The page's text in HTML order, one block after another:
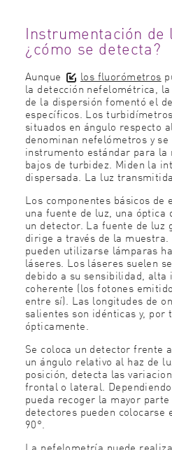
Instrumentación
¿cómo se detecta?
Aunque los fluorómetros
la detección nefelométrica,
de la dispersión fomentó el
específicos. Los
situados en ángulo respecto
denominan nefelómetros y
instrumento estándar para la
bajos de turbidez. Miden la
dispersada. La luz
Los componentes básicos de
una fuente de luz, una óptica
un detector. La fuente de luz
dirige a través de la
pueden utilizarse lámparas
láseres. Los láseres suelen
debido a su sensibilidad, alta
coherente (los fotones
entre sí). Las longitudes de
salientes son idénticas y, por
ópticamente.
Se coloca un detector frente
un ángulo relativo al haz de
posición, detecta las
frontal o lateral.
pueda recoger la mayor
detectores pueden colocarse
90°.